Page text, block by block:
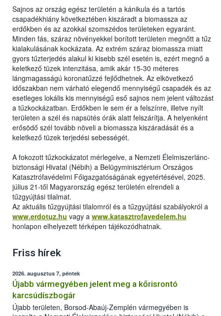
Sajnos az ország egész területén a kánikula és a tartós
csapadékhiány következtében kiszáradt a biomassza az
erdőkben és az azokkal szomszédos területeken egyaránt.
Minden fás, száraz növényekkel borított területen megnőtt a tűz
kialakulásának kockázata. Az extrém száraz biomassza miatt
gyors tűzterjedés alakul ki kisebb szél esetén is, ezért megnő a
keletkező tüzek intenzitása, amik akár 15-30 méteres
lángmagasságú koronatűzzé fejlődhetnek. Az elkövetkező
időszakban nem várható elegendő mennyiségű csapadék és az
esetleges lokális kis mennyiségű eső sajnos nem jelent változást
a tűzkockázatban. Erdőkben le sem ér a felszínre, illetve nyílt
területen a szél és napsütés órák alatt felszárítja. A helyenként
erősödő szél tovább növeli a biomassza kiszáradását és a
keletkező tüzek terjedési sebességét.
A fokozott tűzkockázatot mérlegelve, a Nemzeti Élelmiszerlánc-
biztonsági Hivatal (Nébih) a Belügyminisztérium Országos
Katasztrófavédelmi Főigazgatóságának egyetértésével, 2025.
július 21-től Magyarország egész területén elrendeli a
tűzgyújtási tilalmat.
Az aktuális tűzgyújtási tilalomról és a tűzgyújtási szabályokról a
www.erdotuz.hu vagy a www.katasztrofavedelem.hu
honlapon elhelyezett térképen tájékozódhatnak.
Friss hírek
2026. augusztus 7, péntek
Újabb vármegyében jelent meg a kőrisrontó
karcsúdíszbogár
Újabb területen, Borsod-Abaúj-Zemplén vármegyében is